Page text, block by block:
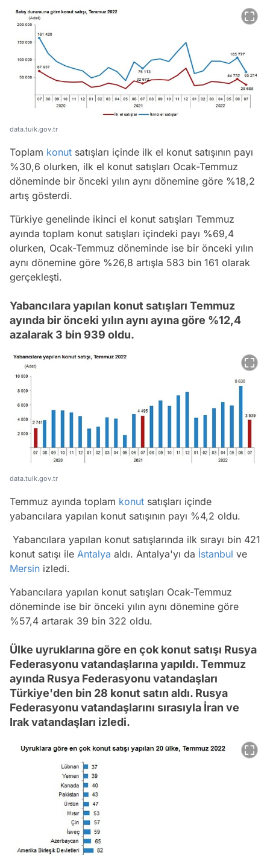
data.tuik.gov.tr
Toplam konut satışları içinde ilk el konut satışının payı
%30,6 olurken, ilk el konut satışları Ocak-Temmuz
döneminde bir önceki yılın aynı dönemine göre %18,2
artış gösterdi.
Türkiye genelinde ikinci el konut satışları Temmuz
ayında toplam konut satışları içindeki payı %69,4
olurken, Ocak-Temmuz döneminde ise bir önceki yılın
aynı dönemine göre %26,8 artışla 583 bin 161 olarak
gerçekleşti.
Yabancılara yapılan konut satışları Temmuz
ayında bir önceki yılın aynı ayına göre %12,4
azalarak 3 bin 939 oldu.
data.tuik.gov.tr
Temmuz ayında toplam konut satışları içinde
yabancılara yapılan konut satışının payı %4,2 oldu.
Yabancılara yapılan konut satışlarında ilk sırayı bin 421
konut satışı ile Antalya aldı. Antalya'yı da İstanbul ve
Mersin izledi.
Yabancılara yapılan konut satışları Ocak-Temmuz
döneminde ise bir önceki yılın aynı dönemine göre
%57,4 artarak 39 bin 322 oldu.
Ülke uyruklarına göre en çok konut satışı Rusya
Federasyonu vatandaşlarına yapıldı. Temmuz
ayında Rusya Federasyonu vatandaşları
Türkiye'den bin 28 konut satın aldı. Rusya
Federasyonu vatandaşlarını sırasıyla İran ve
Irak vatandaşları izledi.